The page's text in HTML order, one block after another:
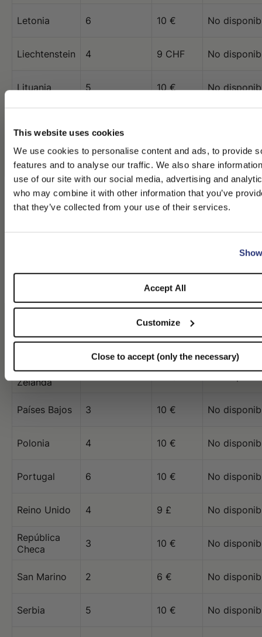
This website uses cookies
We use cookies to personalise content and ads, to provide
features and to analyse our traffic. We also share
use of our site with our social media, advertising and
who may combine it with other information that you’ve
that they’ve collected from your use of their services.
Accept All
Customize
Close to accept (only the necessary)
PLEASE CHOOSE YOUR COUNTRY
switch to the correct store?
Letonia 6 10 € No
Liechtenstein 4 9 CHF No
Lituania 5 10 € No
Líbano 5 63 $ 4
Malasia 6 25 $ No
Malta No disponible 10 € No
México 6 30 $ No
Mónaco 3 8 € No
Noruega 6 10 € No
Nueva
Zelanda
Países Bajos 3 10 € No
Polonia 4 10 € No
Portugal 6 10 € No
Reino Unido 4 9 £ No
República
Checa
3 10 € No
San Marino 2 6 € No
Serbia 5 10 € No